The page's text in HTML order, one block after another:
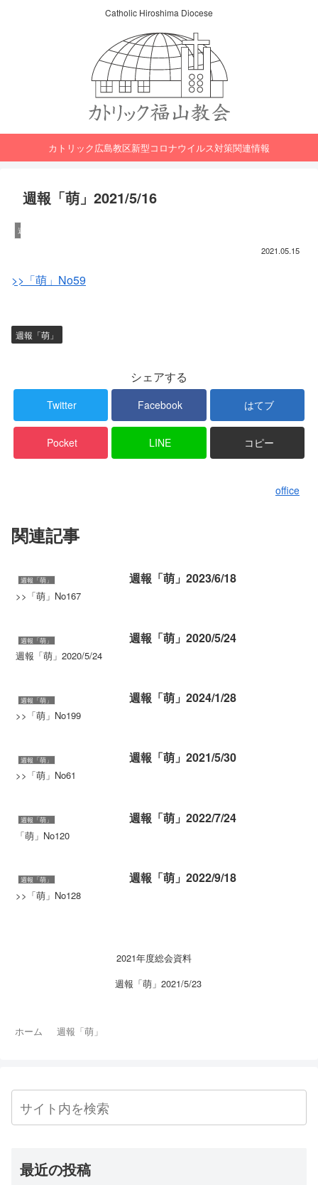
Catholic Hiroshima Diocese
カトリック広島教区新型コロナウイルス対策関連情報
週報「萌」2021/5/16
週報「萌」
2021.05.15
>>「萌」No59
週報「萌」
シェアする
Twitter Facebook はてブ
Pocket LINE コピー
office
関連記事
週報「萌」 週報「萌」2023/6/18
>>「萌」No167
週報「萌」 週報「萌」2020/5/24
週報「萌」2020/5/24
週報「萌」 週報「萌」2024/1/28
>>「萌」No199
週報「萌」 週報「萌」2021/5/30
>>「萌」No61
週報「萌」 週報「萌」2022/7/24
「萌」No120
週報「萌」 週報「萌」2022/9/18
>>「萌」No128
2021年度総会資料
週報「萌」2021/5/23
ホーム 週報「萌」
最近の投稿